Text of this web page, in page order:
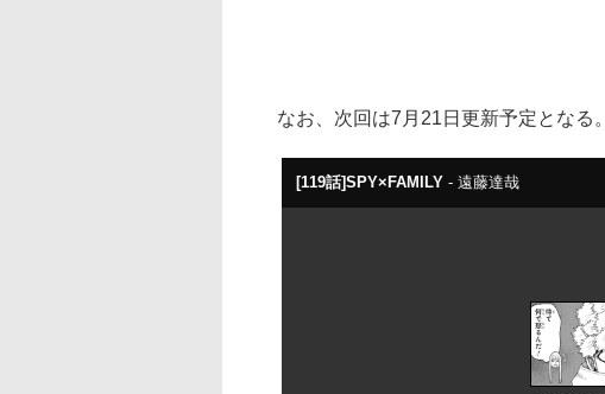
なお、次回は7月21日更新予定となる。